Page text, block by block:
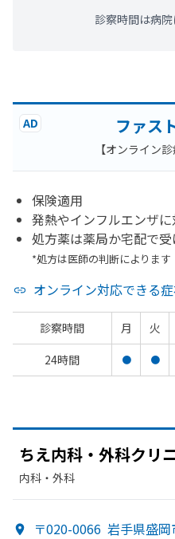
診察時間は病
AD ファス
【オンライン
保険適用
発熱やインフルエンザ
処方薬は薬局か宅配で受
*処方は医師の判断によります
オンライン対応できる
診察時間 月 火
24時間
● ●
ちえ内科・外科クリ
内科・​外科
〒020-0066 岩手県盛